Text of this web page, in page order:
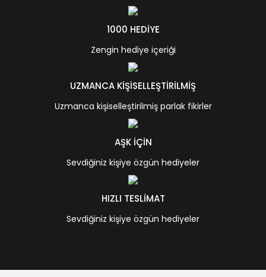
1000 HEDİYE
Zengin hediye içeriği
UZMANCA KİŞİSELLEŞTİRİLMİŞ
Uzmanca kişiselleştirilmiş parlak fikirler
AŞK İÇİN
Sevdiğiniz kişiye özgün hediyeler
HIZLI TESLİMAT
Sevdiğiniz kişiye özgün hediyeler